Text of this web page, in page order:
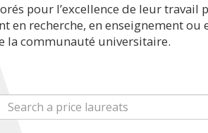
pour l’excellence de leur travail
en recherche, en enseignement ou
la communauté universitaire.